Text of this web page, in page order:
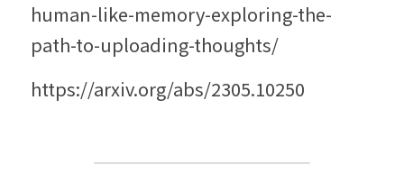
human-like-memory-exploring-the-
path-to-uploading-thoughts/
https://arxiv.org/abs/2305.10250